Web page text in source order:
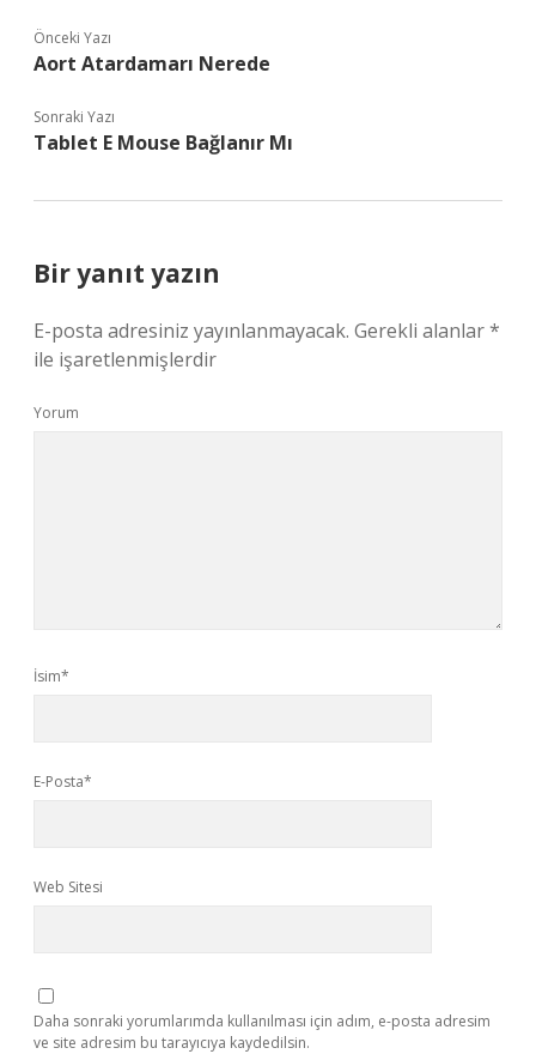
Önceki Yazı
Aort Atardamarı Nerede
Sonraki Yazı
Tablet E Mouse Bağlanır Mı
Bir yanıt yazın
E-posta adresiniz yayınlanmayacak. Gerekli alanlar*
ile işaretlenmişlerdir
Yorum
İsim*
E-Posta*
Web Sitesi
Daha sonraki yorumlarımda kullanılması için adım, e-posta adresim
ve site adresim bu tarayıcıya kaydedilsin.